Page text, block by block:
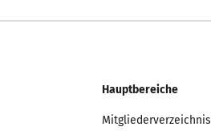
Hauptbereiche
Mitgliederverzeichnis